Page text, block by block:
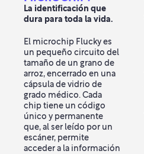
La identificación que
dura para toda la vida.
El microchip Flucky es
un pequeño circuito del
tamaño de un grano de
arroz, encerrado en una
cápsula de vidrio de
grado médico. Cada
chip tiene un código
único y permanente
que, al ser leído por un
escáner, permite
acceder a la información